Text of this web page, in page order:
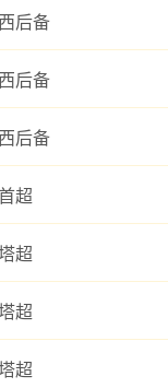
后备
后备
后备
超
超
超
超